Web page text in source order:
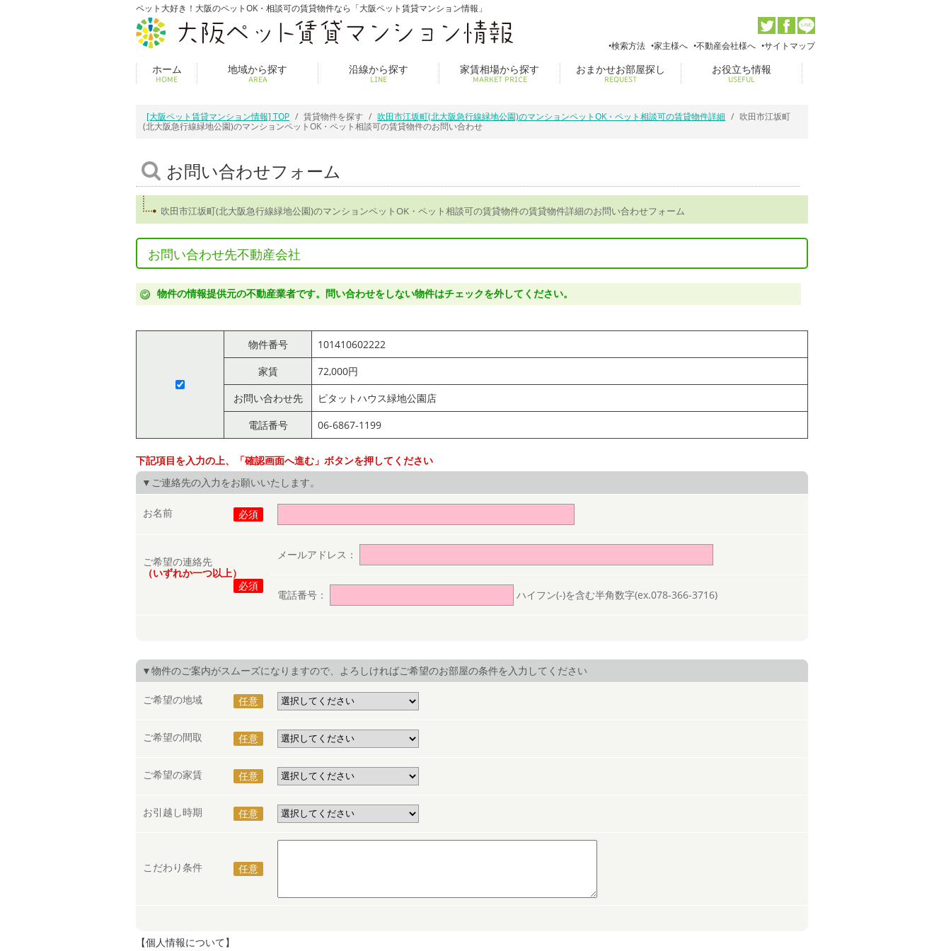
ペット大好き！大阪のペットOK・相談可の賃貸物件なら「大阪ペット賃貸マンション情報」
検索方法 家主様へ 不動産会社様へ サイトマップ
ホーム
HOME
地域から探す
AREA
沿線から探す
LINE
家賃相場から探す
MARKET PRICE
おまかせお部屋探し
REQUEST
お役立ち情報
USEFUL
[大阪ペット賃貸マンション情報] TOP 賃貸物件を探す 吹田市江坂町(北大阪急行線緑地公園)のマンションペットOK・ペット相談可の賃貸物件詳細
吹田市江坂町
(北大阪急行線緑地公園)のマンションペットOK・ペット相談可の賃貸物件のお問い合わせ
お問い合わせフォーム
吹田市江坂町(北大阪急行線緑地公園)のマンションペットOK・ペット相談可の賃貸物件の賃貸物件詳細のお問い合わせフォーム
お問い合わせ先不動産会社
物件の情報提供元の不動産業者です。問い合わせをしない物件はチェックを外してください。
物件番号
101410602222
家賃
72,000円
お問い合わせ先
ピタットハウス緑地公園店
電話番号
06-6867-1199
下記項目を入力の上、「確認画面へ進む」ボタンを押してください
▼ご連絡先の入力をお願いいたします。
お名前 必須
ご希望の連絡先
（いずれか一つ以上）
必須
メールアドレス：
電話番号： ハイフン(-)を含む半角数字(ex.078-366-3716)
▼物件のご案内がスムーズになりますので、よろしければご希望のお部屋の条件を入力してください
ご希望の地域 任意
ご希望の間取 任意
ご希望の家賃 任意
お引越し時期 任意
こだわり条件 任意
【個人情報について】